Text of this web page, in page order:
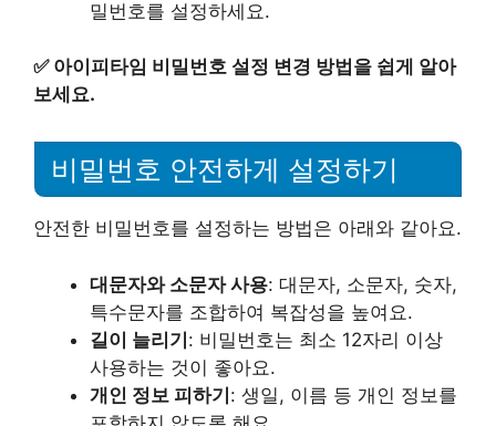
밀번호를 설정하세요.
✅ 아이피타임 비밀번호 설정 변경 방법을 쉽게 알아
보세요.
비밀번호 안전하게 설정하기
안전한 비밀번호를 설정하는 방법은 아래와 같아요.
대문자와 소문자 사용: 대문자, 소문자, 숫자,
특수문자를 조합하여 복잡성을 높여요.
길이 늘리기: 비밀번호는 최소 12자리 이상
사용하는 것이 좋아요.
개인 정보 피하기: 생일, 이름 등 개인 정보를